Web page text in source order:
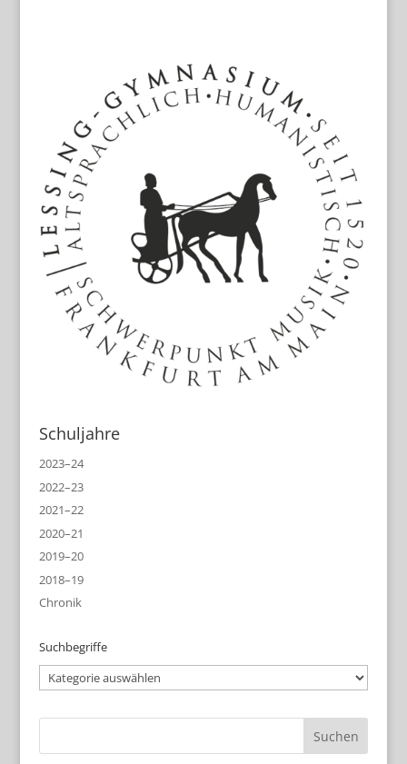
Schuljahre
2023–24
2022–23
2021–22
2020–21
2019–20
2018–19
Chronik
Suchbegriffe
Suchbegriffe